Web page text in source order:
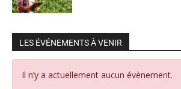
LES ÉVÉNEMENTS À VENIR
Il n’y a actuellement aucun évènement.